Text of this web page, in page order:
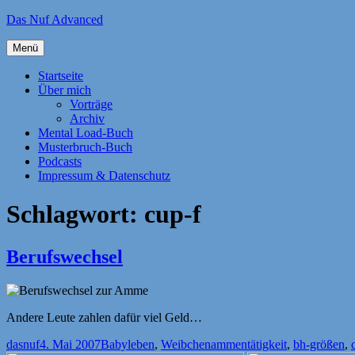
Zum
springen
Das Nuf Advanced
Menü
Startseite
Über mich
Vorträge
Archiv
Mental Load-Buch
Musterbruch-Buch
Podcasts
Impressum & Datenschutz
Schlagwort: cup-f
Berufswechsel
Andere Leute zahlen dafür viel Geld…
Autor
dasnufVeröffentlicht
4. Mai 2007Kategorien
Babyleben, WeibchenSchlagwörter
ammentätigkeit, bh-größen,